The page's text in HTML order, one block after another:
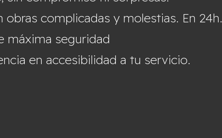
complicadas y molestias. En 24h.
máxima seguridad
en accesibilidad a tu servicio.